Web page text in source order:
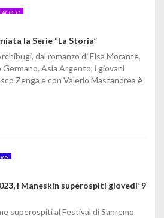
la Serie “La Storia”
dal romanzo di Elsa Morante,
Germano, Asia Argento, i giovani
Zenga e con Valerio Mastandrea è
i Maneskin superospiti giovedi’ 9
superospiti al Festival di Sanremo